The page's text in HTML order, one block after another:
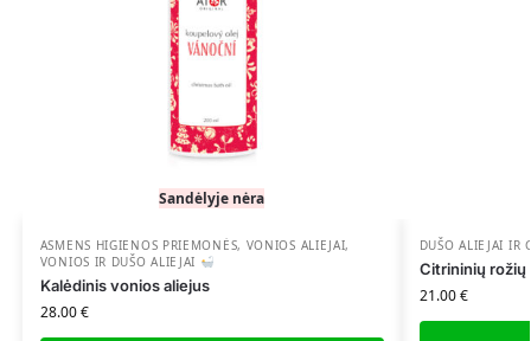
Sandėlyje nėra
ASMENS HIGIENOS PRIEMONĖS, VONIOS ALIEJAI,
VONIOS IR DUŠO ALIEJAI
Kalėdinis vonios aliejus
28.00€
DUŠO ALIEJAI IR
Citrininių rožių
21.00€